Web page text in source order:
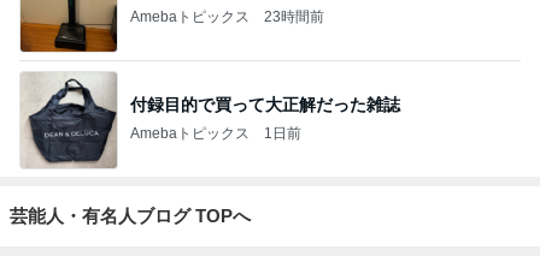
Amebaトピックス 23時間前
付録目的で買って大正解だった雑誌
Amebaトピックス 1日前
芸能人・有名人ブログ TOPへ